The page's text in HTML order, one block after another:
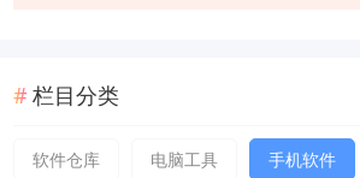
栏目分类
软件仓库 电脑工具 手机软件